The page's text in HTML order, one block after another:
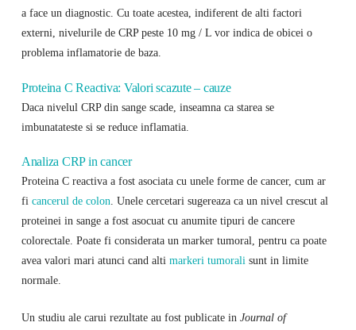
a face un diagnostic. Cu toate acestea, indiferent de alti factori
externi, nivelurile de CRP peste 10 mg / L vor indica de obicei o
problema inflamatorie de baza.
Proteina C Reactiva: Valori scazute – cauze
Daca nivelul CRP din sange scade, inseamna ca starea se
imbunatateste si se reduce inflamatia.
Analiza CRP in cancer
Proteina C reactiva a fost asociata cu unele forme de cancer, cum ar
ficancerul de colon. Unele cercetari sugereaza ca un nivel crescut al
proteinei in sange a fost asocuat cu anumite tipuri de cancere
colorectale. Poate fi considerata un marker tumoral, pentru ca poate
avea valori mari atunci cand alti markeri tumoralisunt in limite
normale.
Un studiu ale carui rezultate au fost publicate in Journal of